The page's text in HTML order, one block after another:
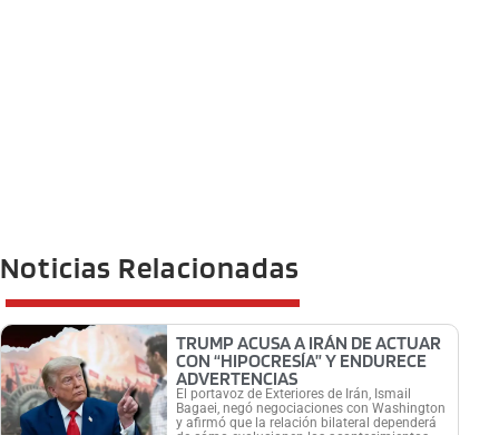
Noticias Relacionadas
TRUMP ACUSA A IRÁN DE ACTUAR
CON “HIPOCRESÍA” Y ENDURECE
ADVERTENCIAS
El portavoz de Exteriores de Irán, Ismail
Bagaei, negó negociaciones con Washington
y afirmó que la relación bilateral dependerá